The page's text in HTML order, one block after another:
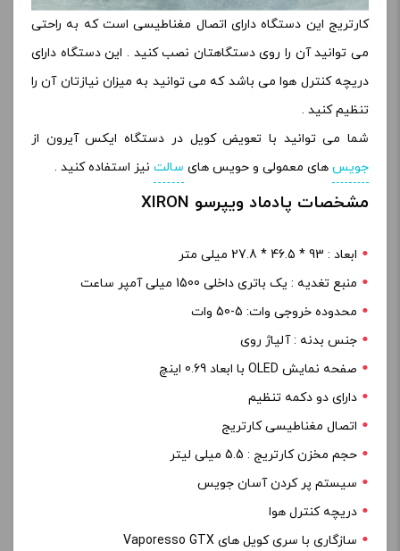
کارتریج این دستگاه دارای اتصال مغناطیسی است که به راحتی
می توانید آن را روی دستگاهتان نصب کنید . این دستگاه دارای
دریچه کنترل هوا می باشد که می توانید به میزان نیازتان آن را
تنظیم کنید .
شما می توانید با تعویض کویل در دستگاه ایکس آیرون از
جویس های معمولی و حویس های سالت نیز استفاده کنید .
مشخصات پادماد ویپرسو XIRON
ابعاد : 93 * 46.5 * 27.8 میلی متر
منبع تغدیه : یک باتری داخلی 1500 میلی آمپر ساعت
محدوده خروجی وات: 5-50 وات
جنس بدنه : آلیاژ روی
صفحه نمایش OLED با ابعاد 0.69 اینچ
دارای دو دکمه تنظیم
اتصال مغناطیسی کارتریج
حجم مخزن کارتریج : 5.5 میلی لیتر
سیستم پر کردن آسان جویس
دریچه کنترل هوا
سازگاری با سری کویل های Vaporesso GTX